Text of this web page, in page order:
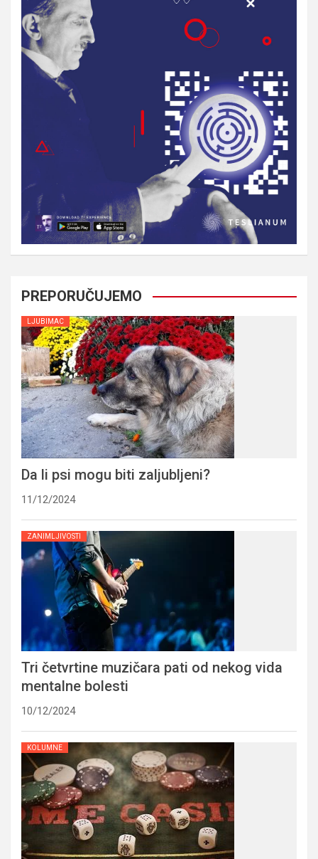
PREPORUČUJEMO
LJUBIMAC
Da li psi mogu biti zaljubljeni?
11/12/2024
ZANIMLJIVOSTI
Tri četvrtine muzičara pati od nekog vida
mentalne bolesti
10/12/2024
KOLUMNE